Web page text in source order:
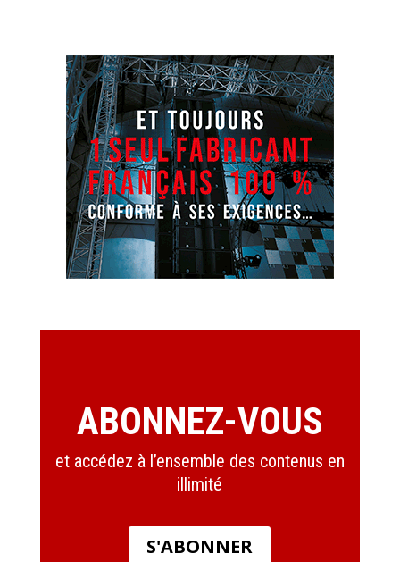
ABONNEZ-VOUS
et accédez à l’ensemble des contenus en
illimité
S'ABONNER